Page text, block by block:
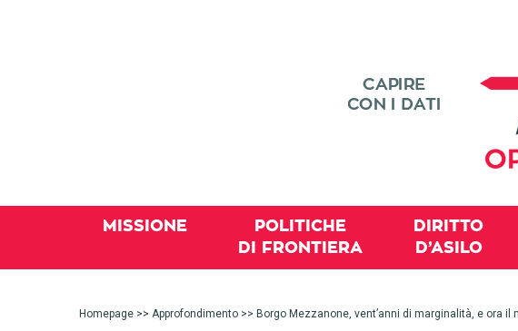
MISSIONE
POLITICHE
DI FRONTIERA
DIRITTO
D’ASILO
Homepage >> Approfondimento >> Borgo Mezzanone, vent’anni di marginalità, e ora il